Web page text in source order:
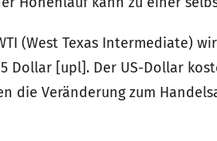
(West Texas Intermediate)
Dollar [upl]. Der US-Dollar
die Veränderung zum